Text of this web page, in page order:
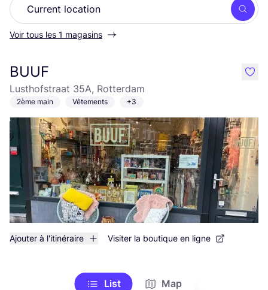
Voir tous les 1 magasins
BUUF
Lusthofstraat 35A, Rotterdam
2ème main Vêtements +3
Ajouter à l'itinéraire Visiter la boutique en ligne
like
List Map